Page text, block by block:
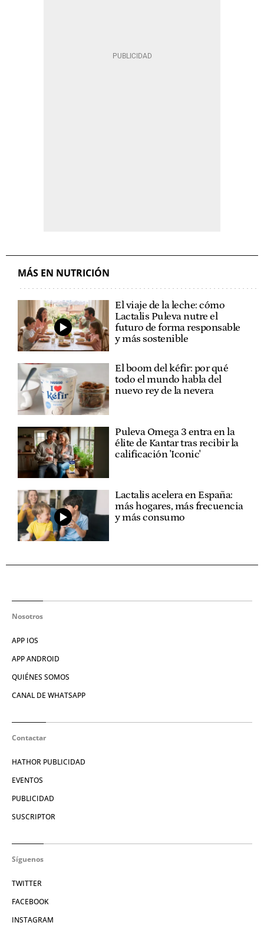
MÁS EN NUTRICIÓN
El viaje de la leche: cómo
Lactalis Puleva nutre el
futuro de forma responsable
y más sostenible
El boom del kéfir: por qué
todo el mundo habla del
nuevo rey de la nevera
Puleva Omega 3 entra en la
élite de Kantar tras recibir la
calificación 'Iconic'
Lactalis acelera en España:
más hogares, más frecuencia
y más consumo
Nosotros
APP IOS
APP ANDROID
QUIÉNES SOMOS
CANAL DE WHATSAPP
Contactar
HATHOR PUBLICIDAD
EVENTOS
PUBLICIDAD
SUSCRIPTOR
Síguenos
TWITTER
FACEBOOK
INSTAGRAM